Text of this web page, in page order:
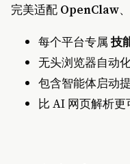
完美适配 OpenClaw、
每个平台专属 技
无头浏览器自动
包含智能体启动
比 AI 网页解析